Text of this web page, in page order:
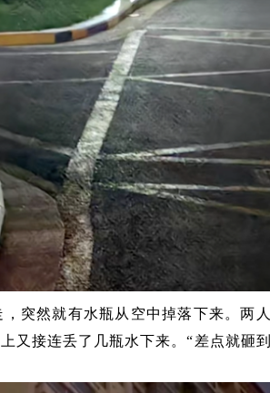
突然就有水瓶从空中掉落下来。两人
又接连丢了几瓶水下来。“差点就砸到